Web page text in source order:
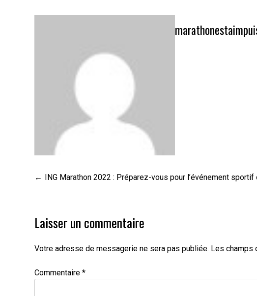
Navigation
l’article
ING Marathon 2022 : Préparez-vous pour l’événement sportif
Laisser un commentaire
Votre adresse de messagerie ne sera pas publiée. Les champs
Commentaire *